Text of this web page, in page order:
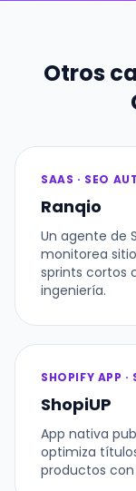
Otros
SAAS · SEO
Ranqio
Un agente de
monitorea
sprints cortos
ingeniería.
SHOPIFY APP ·
ShopiUP
App nativa
optimiza
productos con